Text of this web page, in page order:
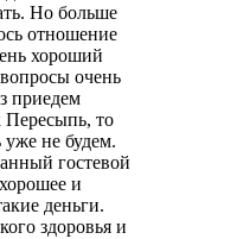
Но больше
отношение
хороший
очень
приедем
Пересыпь, то
уже не будем.
гостевой
и
деньги.
здоровья и